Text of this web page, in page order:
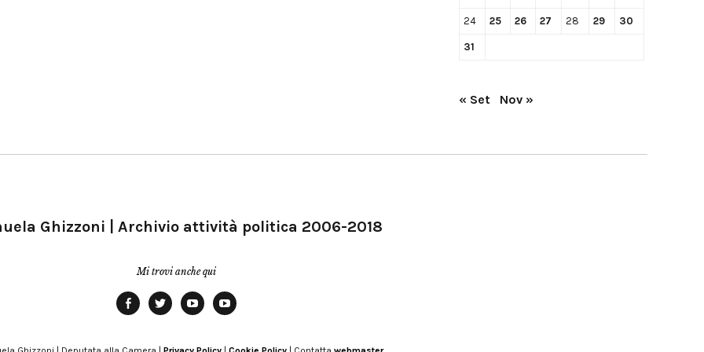
24 25 26 27 28 29 30
31
« Set Nov »
Ghizzoni | Archivio attività politica 2006-2018
Mi trovi anche qui
Modena